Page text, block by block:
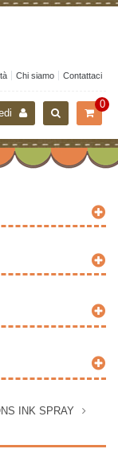
Chi siamo Contattaci
0
INK SPRAY